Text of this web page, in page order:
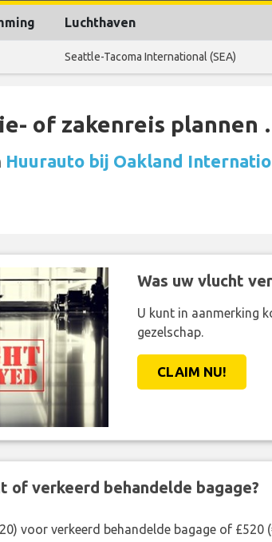
Luchthaven
Seattle-Tacoma International (SEA)
of zakenreis plannen
Huurauto bij Oakland
Was uw vlucht
U kunt in aanmerking
gezelschap.
CLAIM NU!
of verkeerd behandelde bagage?
voor verkeerd behandelde bagage of